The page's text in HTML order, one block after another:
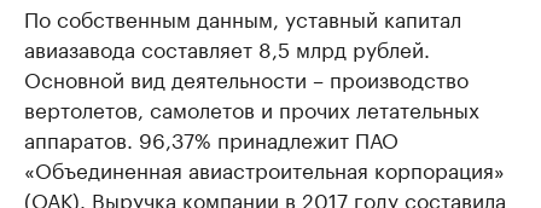
По собственным данным, уставный капитал
авиазавода составляет 8,5 млрд рублей.
Основной вид деятельности – производство
вертолетов, самолетов и прочих летательных
аппаратов. 96,37% принадлежит ПАО
«Объединенная авиастроительная корпорация»
(ОАК). Выручка компании в 2017 году составила